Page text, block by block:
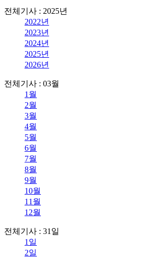
전체기사 : 2025년
2022년
2023년
2024년
2025년
2026년
전체기사 : 03월
1월
2월
3월
4월
5월
6월
7월
8월
9월
10월
11월
12월
전체기사 : 31일
1일
2일